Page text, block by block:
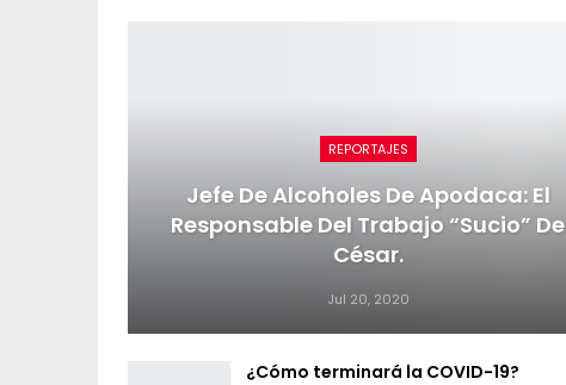
REPORTAJES
Jefe De Alcoholes De Apodaca: El
Responsable Del Trabajo “sucio” De
César.
Jul 20, 2020
¿Cómo terminará la COVID-19?